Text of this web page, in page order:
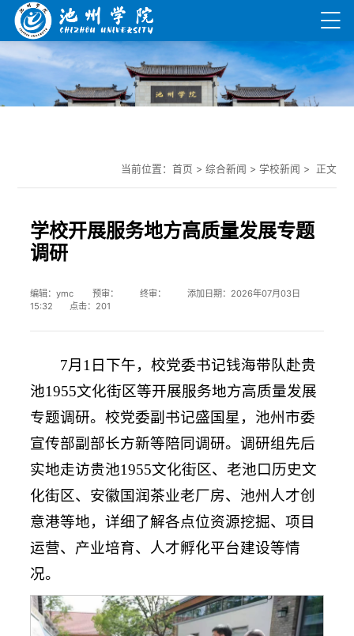
当前位置： 首页 > 综合新闻 > 学校新闻 > 正文
学校开展服务地方高质量发展专题
调研
编辑：ymc 预审： 终审： 添加日期：2026年07月03日
15:32 点击： 201
7月1日下午，校党委书记钱海带队赴贵
池1955文化街区等开展服务地方高质量发展
专题调研。校党委副书记盛国星，池州市委
宣传部副部长方新等陪同调研。调研组先后
实地走访贵池1955文化街区、老池口历史文
化街区、安徽国润茶业老厂房、池州人才创
意港等地，详细了解各点位资源挖掘、项目
运营、产业培育、人才孵化平台建设等情
况。